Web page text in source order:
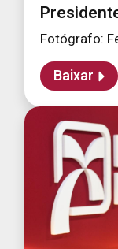
Fotógrafo:
Baixar